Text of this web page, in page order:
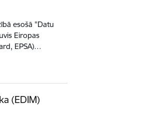
esošā "Datu
Eiropas
EPSA)…
(EDIM)